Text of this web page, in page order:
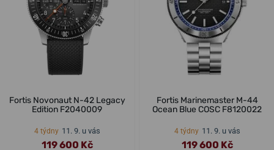
Fortis Novonaut N-42 Legacy
Edition F2040009
4 týdny 11. 9. u vás
119 600 Kč
Fortis Marinemaster M-44
Ocean Blue COSC F8120022
4 týdny 11. 9. u vás
119 600 Kč